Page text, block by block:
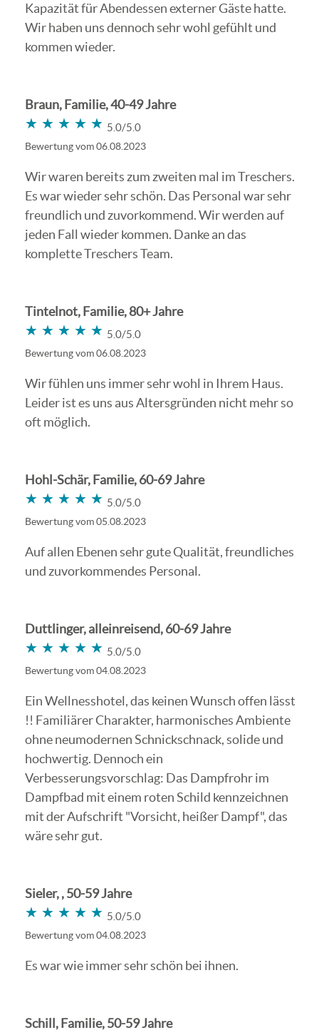
Kapazität für Abendessen externer Gäste hatte.
Wir haben uns dennoch sehr wohl gefühlt und
kommen wieder.
Braun, Familie, 40-49 Jahre
★★★★★
★★★★★ 5.0/5.0
Bewertung vom 06.08.2023
Wir waren bereits zum zweiten mal im Treschers.
Es war wieder sehr schön. Das Personal war sehr
freundlich und zuvorkommend. Wir werden auf
jeden Fall wieder kommen. Danke an das
komplette Treschers Team.
Tintelnot, Familie, 80+ Jahre
★★★★★
★★★★★ 5.0/5.0
Bewertung vom 06.08.2023
Wir fühlen uns immer sehr wohl in Ihrem Haus.
Leider ist es uns aus Altersgründen nicht mehr so
oft möglich.
Hohl-Schär, Familie, 60-69 Jahre
★★★★★
★★★★★ 5.0/5.0
Bewertung vom 05.08.2023
Auf allen Ebenen sehr gute Qualität, freundliches
und zuvorkommendes Personal.
Duttlinger, alleinreisend, 60-69 Jahre
★★★★★
★★★★★ 5.0/5.0
Bewertung vom 04.08.2023
Ein Wellnesshotel, das keinen Wunsch offen lässt
!! Familiärer Charakter, harmonisches Ambiente
ohne neumodernen Schnickschnack, solide und
hochwertig. Dennoch ein
Verbesserungsvorschlag: Das Dampfrohr im
Dampfbad mit einem roten Schild kennzeichnen
mit der Aufschrift "Vorsicht, heißer Dampf", das
wäre sehr gut.
Sieler, , 50-59 Jahre
★★★★★
★★★★★ 5.0/5.0
Bewertung vom 04.08.2023
Es war wie immer sehr schön bei ihnen.
Schill, Familie, 50-59 Jahre